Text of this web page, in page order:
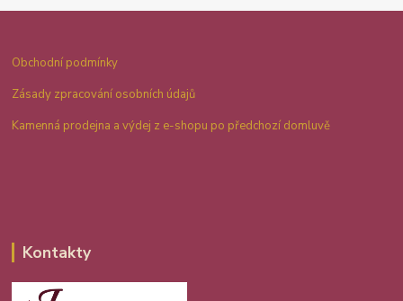
Obchodní podmínky
Zásady zpracování osobních údajů
Kamenná prodejna a výdej z e-shopu po předchozí domluvě
Kontakty